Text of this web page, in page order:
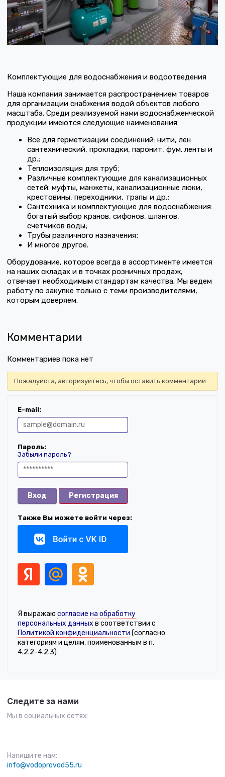
Комплектующие для водоснабжения и водоотведения
Наша компания занимается распространением товаров
для организации снабжения водой объектов любого
масштаба. Среди реализуемой нами водоснабженческой
продукции имеются следующие наименования:
Все для герметизации соединений: нити, лен
сантехнический, прокладки, паронит, фум. ленты и
др.;
Теплоизоляция для труб;
Различные комплектующие для канализационных
сетей: муфты, манжеты, канализационные люки,
крестовины, переходники, трапы и др.;
Сантехника и комплектующие для водоснабжения:
богатый выбор кранов, сифонов, шлангов,
счетчиков воды;
Трубы различного назначения;
И многое другое.
Оборудование, которое всегда в ассортименте имеется
на наших складах и в точках розничных продаж,
отвечает необходимым стандартам качества. Мы ведем
работу по закупке только с теми производителями,
которым доверяем.
Комментарии
Комментариев пока нет
Пожалуйста, авторизуйтесь, чтобы оставить комментарий.
E-mail:
Пароль:
Забыли пароль?
Регистрация
Вход
Также Вы можете войти через:
Я выражаю согласие на обработку
персональных данных в соответствии с
Политикой конфиденциальности (согласно
категориям и целям, поименованным в п.
4.2.2-4.2.3)
Следите за нами
Мы в социальных сетях:
Напишите нам:
info@vodoprovod55.ru